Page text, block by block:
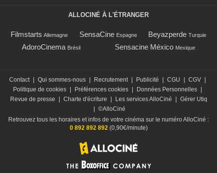
ALLOCINÉ À L'ÉTRANGER
Filmstarts Allemagne SensaCine Espagne Beyazperde Turquie
AdoroCinema Brésil Sensacine México Mexique
Contact Qui sommes-nous Recrutement Publicité CGU CGV
Politique de cookies
Préférences cookies Données Personnelles
Revue de presse
Charte d'écriture Les services AlloCiné
Gérer Utiq
©AlloCiné
Retrouvez tous les horaires et infos de votre cinéma sur le numéro AlloCiné :
0 892 892 892(0,90€/minute)